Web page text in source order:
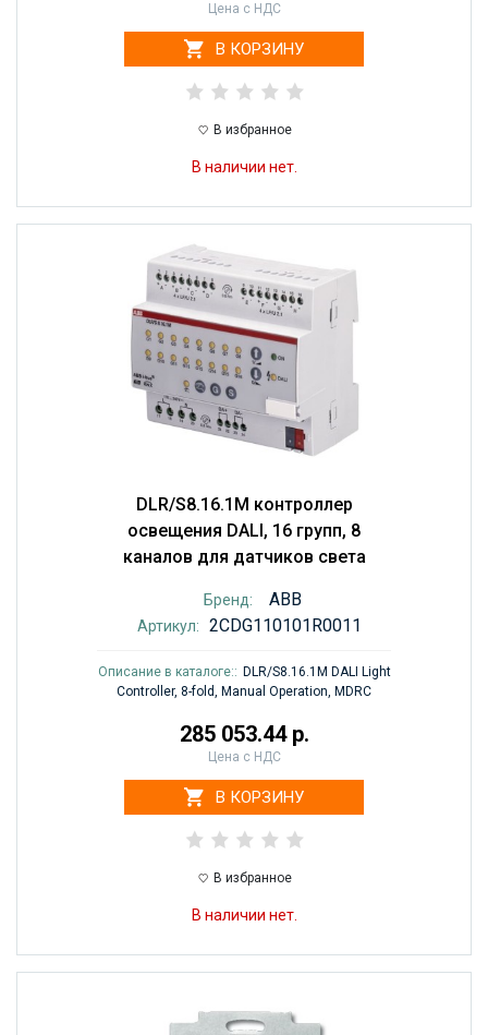
Цена с НДС
В КОРЗИНУ
В избранное
В наличии нет.
DLR/S8.16.1M контроллер
освещения DALI, 16 групп, 8
каналов для датчиков света
Бренд: ABB
Артикул: 2CDG110101R0011
Описание в каталоге:: DLR/S8.16.1M DALI Light
Controller, 8-fold, Manual Operation, MDRC
285 053.44 р.
Цена с НДС
В КОРЗИНУ
В избранное
В наличии нет.